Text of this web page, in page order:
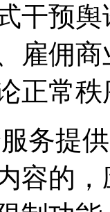
干预
雇佣
正常
务提
容的